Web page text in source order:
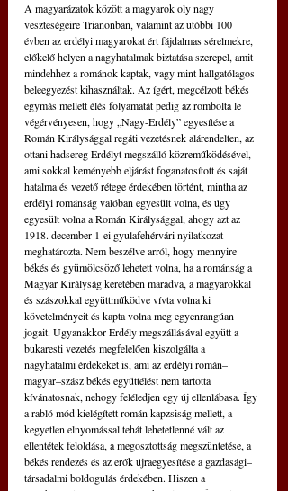
A magyarázatok között a magyarok oly nagy
veszteségeire Trianonban, valamint az utóbbi 100
évben az erdélyi magyarokat ért fájdalmas sérelmekre,
előkelő helyen a nagyhatalmak biztatása szerepel, amit
mindehhez a románok kaptak, vagy mint hallgatólagos
beleegyezést kihasználtak. Az ígért, megcélzott békés
egymás mellett élés folyamatát pedig az rombolta le
végérvényesen, hogy „Nagy-Erdély” egyesítése a
Román Királysággal regáti vezetésnek alárendelten, az
ottani hadsereg Erdélyt megszálló közreműködésével,
ami sokkal keményebb eljárást foganatosított és saját
hatalma és vezető rétege érdekében történt, mintha az
erdélyi románság valóban egyesült volna, és úgy
egyesült volna a Román Királysággal, ahogy azt az
1918. december 1-ei gyulafehérvári nyilatkozat
meghatározta. Nem beszélve arról, hogy mennyire
békés és gyümölcsöző lehetett volna, ha a románság a
Magyar Királyság keretében maradva, a magyarokkal
és szászokkal együttműködve vívta volna ki
követelményeit és kapta volna meg egyenrangúan
jogait. Ugyanakkor Erdély megszállásával együtt a
bukaresti vezetés megfelelően kiszolgálta a
nagyhatalmi érdekeket is, ami az erdélyi román–
magyar–szász békés együttélést nem tartotta
kívánatosnak, nehogy feléledjen egy új ellenlábasa. Így
a rabló mód kielégített román kapzsiság mellett, a
kegyetlen elnyomással tehát lehetetlenné vált az
ellentétek feloldása, a megosztottság megszüntetése, a
békés rendezés és az erők újraegyesítése a gazdasági–
társadalmi boldogulás érdekében. Hiszen a